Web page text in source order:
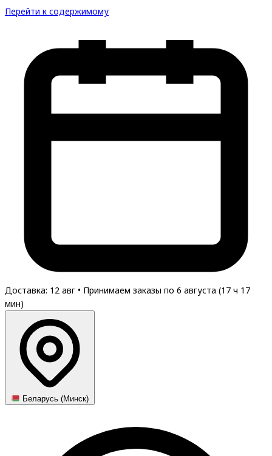
Перейти к содержимому
Доставка: 12 авг • Принимаем заказы по 6 августа (17 ч 17
мин)
Беларусь (Минск)